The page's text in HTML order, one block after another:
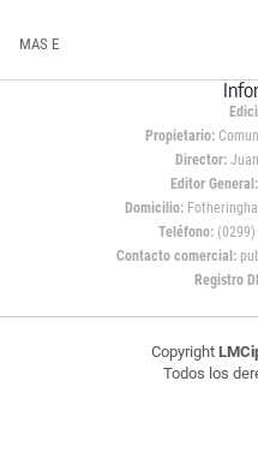
MAS E
Propietario:
Director:
Editor General:
Domicilio:
Teléfono:
Contacto comercial:
Registro
Copyright
Todos los